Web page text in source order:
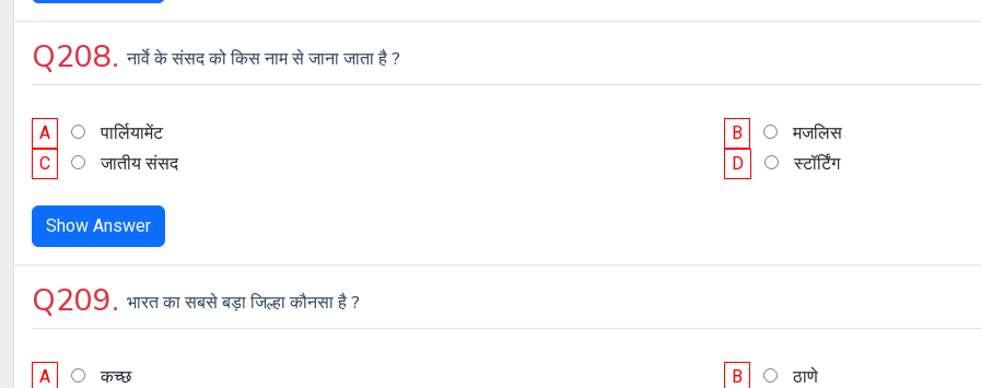
Q208.नार्वे के संसद को किस नाम से जाना जाता है ?
A पार्लियामेंट B
मजलिस
C
जातीय संसद D स्टॉर्टिंग
Show Answer
Q209. भारत का सबसे बड़ा जिल्हा कौनसा है ?
A कच्छ B
ठाणे